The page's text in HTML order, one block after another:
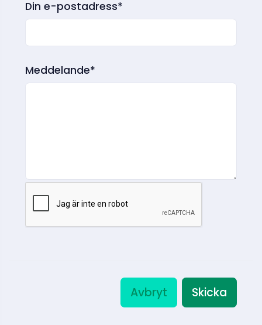
Din e-postadress*
Meddelande*
Avbryt